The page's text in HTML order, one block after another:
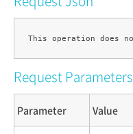
Request Parameters
Parameter Value